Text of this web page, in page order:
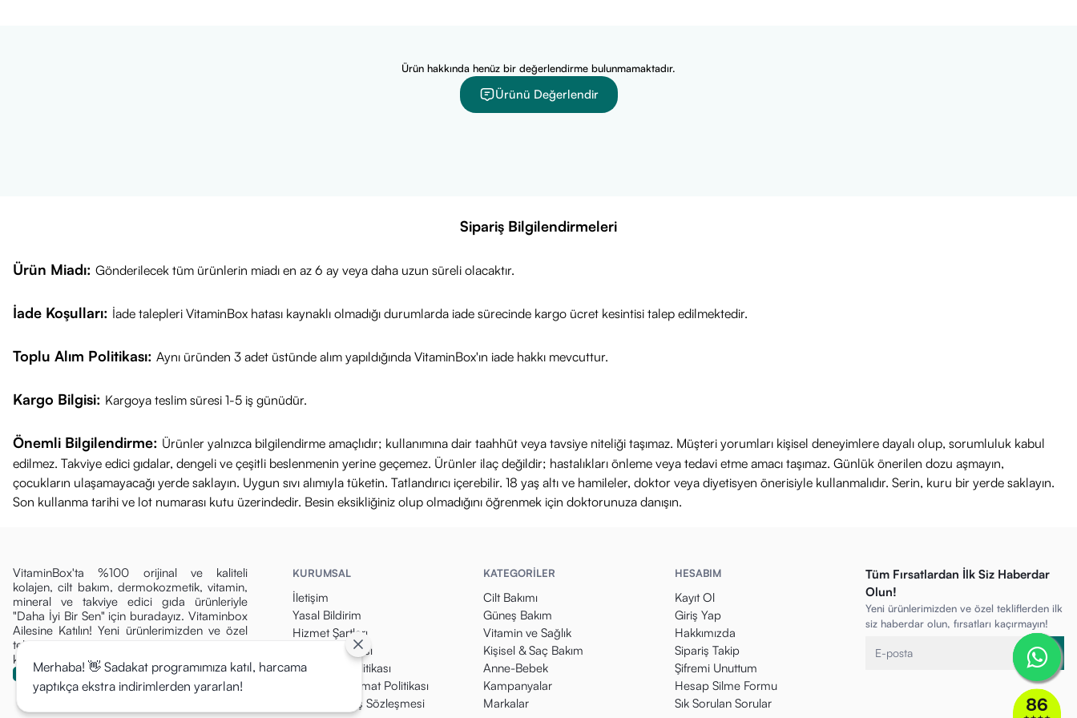
Ürün hakkında henüz bir değerlendirme bulunmamaktadır.
Ürünü Değerlendir
Sipariş Bilgilendirmeleri
Ürün Miadı: Gönderilecek tüm ürünlerin miadı en az 6 ay veya daha uzun süreli olacaktır.
İade Koşulları: İade talepleri VitaminBox hatası kaynaklı olmadığı durumlarda iade sürecinde kargo ücret kesintisi talep edilmektedir.
Toplu Alım Politikası: Aynı üründen 3 adet üstünde alım yapıldığında VitaminBox'ın iade hakkı mevcuttur.
Kargo Bilgisi: Kargoya teslim süresi 1-5 iş günüdür.
Önemli Bilgilendirme: Ürünler yalnızca bilgilendirme amaçlıdır; kullanımına dair taahhüt veya tavsiye niteliği taşımaz. Müşteri yorumları kişisel deneyimlere dayalı olup, sorumluluk kabul
edilmez. Takviye edici gıdalar, dengeli ve çeşitli beslenmenin yerine geçemez. Ürünler ilaç değildir; hastalıkları önleme veya tedavi etme amacı taşımaz. Günlük önerilen dozu aşmayın,
çocukların ulaşamayacağı yerde saklayın. Uygun sıvı alımıyla tüketin. Tatlandırıcı içerebilir. 18 yaş altı ve hamileler, doktor veya diyetisyen önerisiyle kullanmalıdır. Serin, kuru bir yerde saklayın.
Son kullanma tarihi ve lot numarası kutu üzerindedir. Besin eksikliğiniz olup olmadığını öğrenmek için doktorunuza danışın.
VitaminBox'ta %100 orijinal ve kaliteli
kolajen, cilt bakım, dermokozmetik, vitamin,
mineral ve takviye edici gıda ürünleriyle
"Daha İyi Bir Sen" için buradayız. Vitaminbox
Ailesine Katılın! Yeni ürünlerimizden ve özel
tekliflerden ilk siz haberdar olun, fırsatları
kaçırmayın!
KURUMSAL
İletişim
Yasal Bildirim
Hizmet Şartları
Gizlilik Politikası
Para İade Politikası
Kargo & Teslimat Politikası
Mesafeli Satış Sözleşmesi
KATEGORİLER
Cilt Bakımı
Güneş Bakım
Vitamin ve Sağlık
Kişisel & Saç Bakım
Anne-Bebek
Kampanyalar
Markalar
HESABIM
Kayıt Ol
Giriş Yap
Hakkımızda
Sipariş Takip
Şifremi Unuttum
Hesap Silme Formu
Sık Sorulan Sorular
Tüm Fırsatlardan İlk Siz Haberdar
Olun!
Yeni ürünlerimizden ve özel tekliflerden ilk
siz haberdar olun, fırsatları kaçırmayın!
Merhaba! 👋 Sadakat programımıza katıl, harcama
yaptıkça ekstra indirimlerden yararlan!